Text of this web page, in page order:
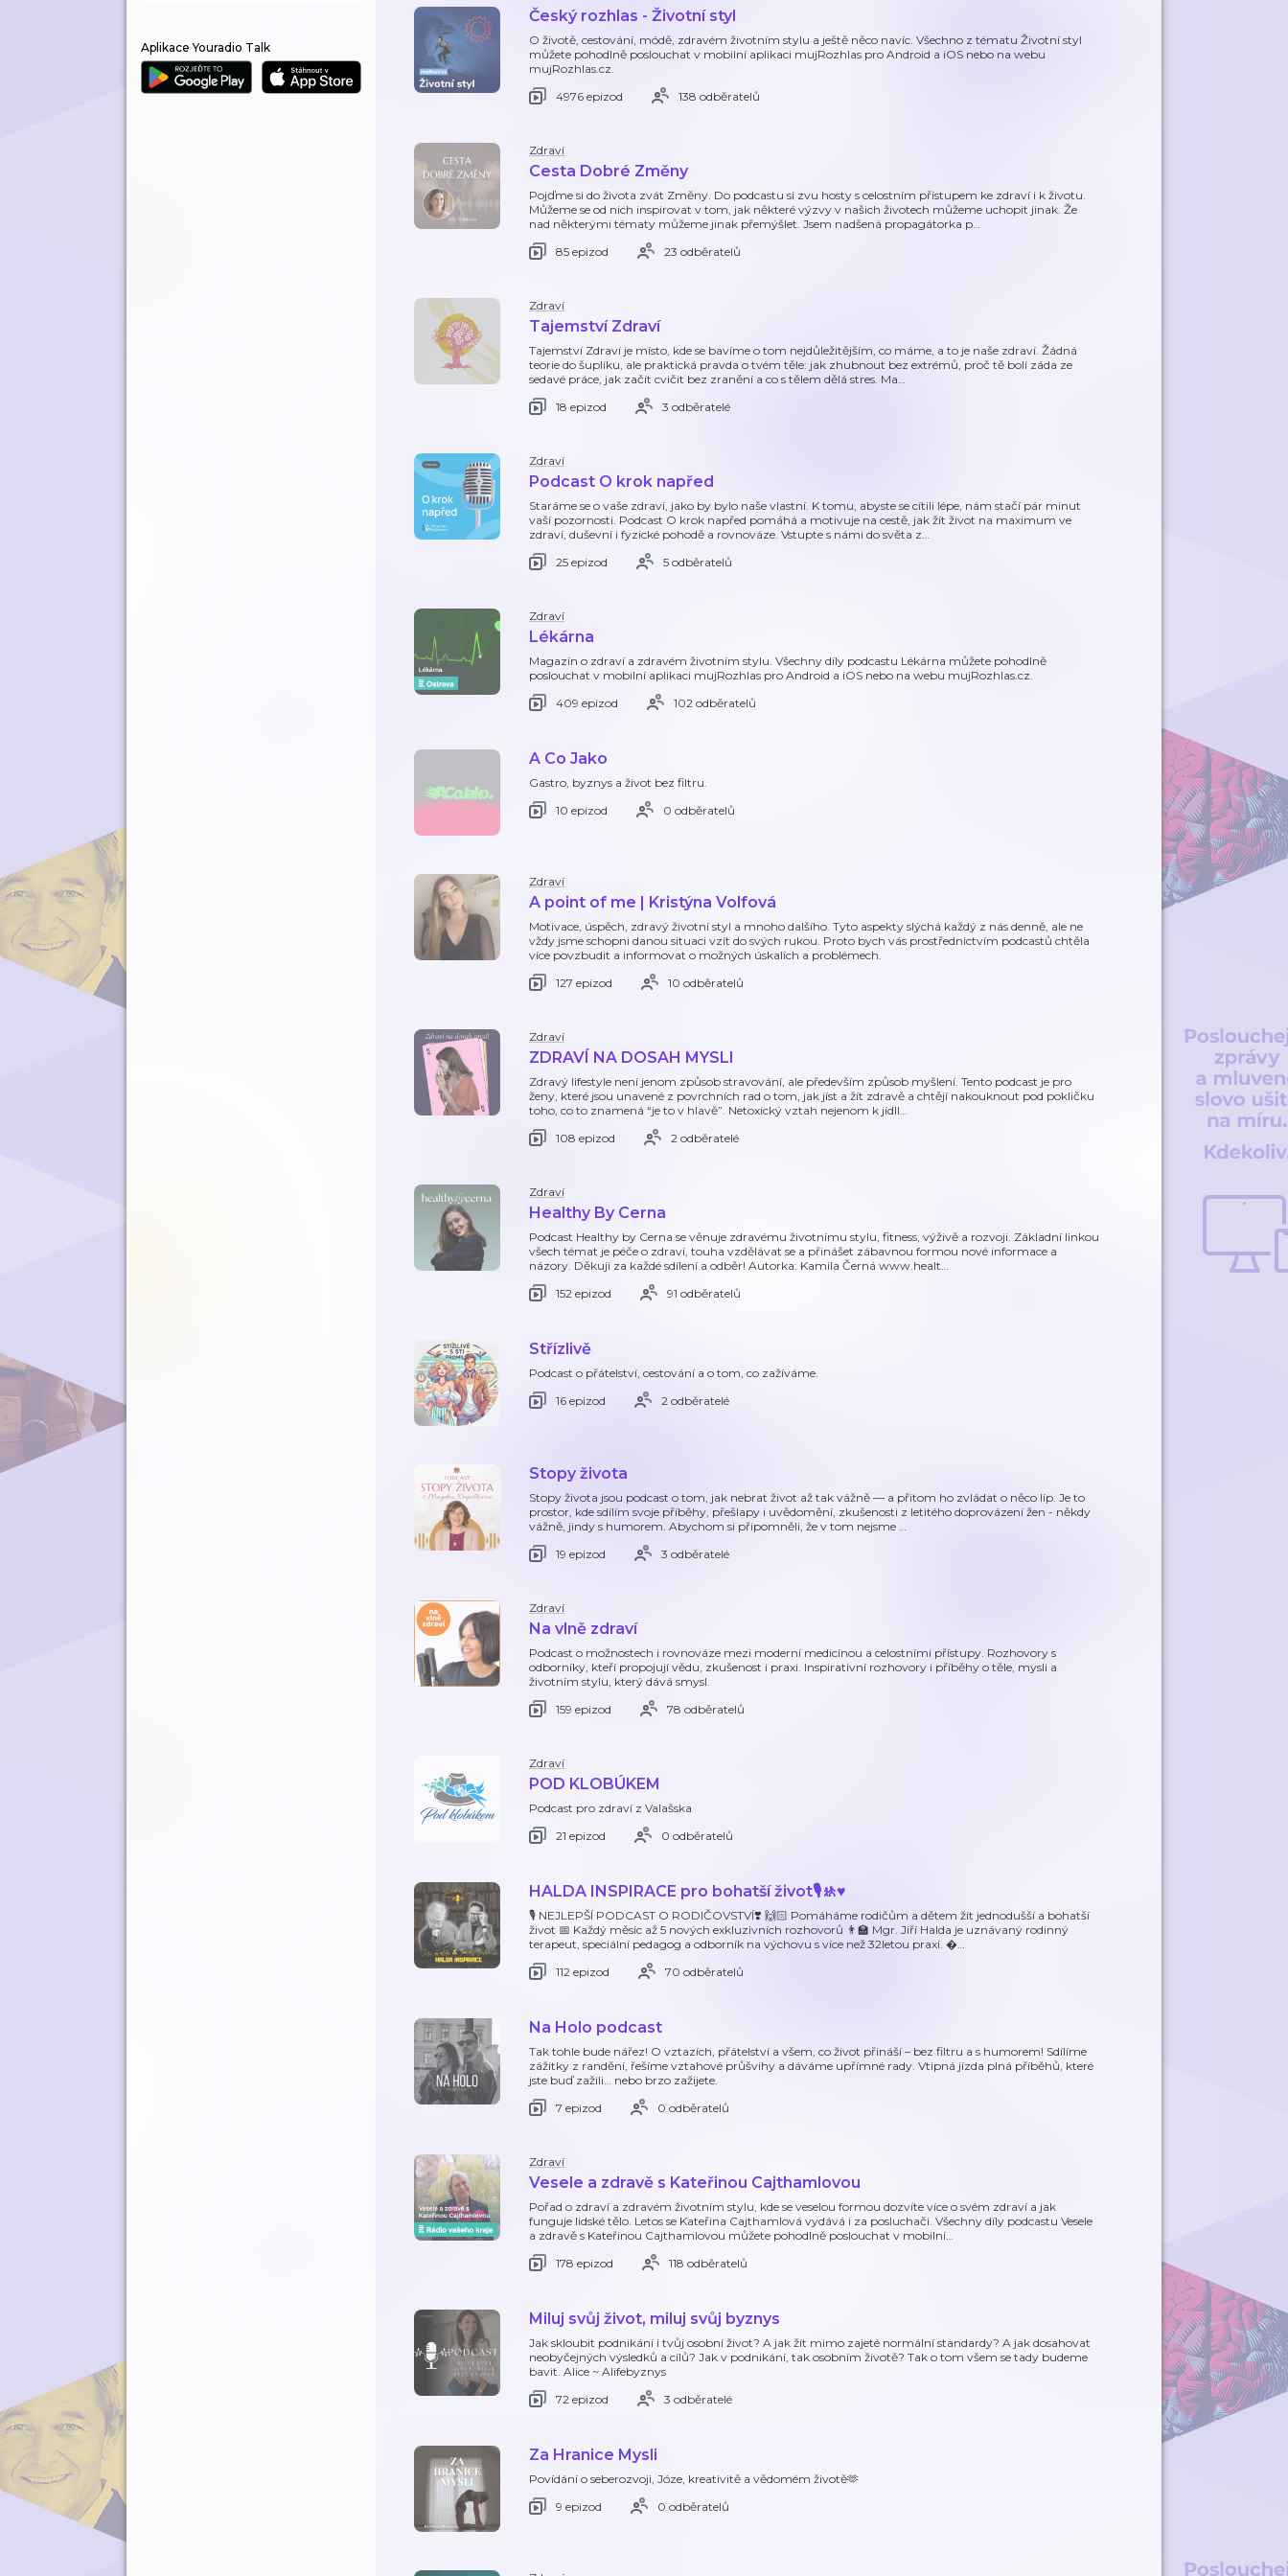
Aplikace Youradio Talk
Český rozhlas - Životní styl
O životě, cestování, módě, zdravém životním stylu a ještě něco navíc. Všechno z tématu Životní styl
můžete pohodlně poslouchat v mobilní aplikaci mujRozhlas pro Android a iOS nebo na webu
mujRozhlas.cz.
4976 epizod
138 odběratelů
Zdraví
Cesta Dobré Změny
Pojďme si do života zvát Změny. Do podcastu si zvu hosty s celostním přístupem ke zdraví i k životu.
Můžeme se od nich inspirovat v tom, jak některé výzvy v našich životech můžeme uchopit jinak. Že
nad některými tématy můžeme jinak přemýšlet. Jsem nadšená propagátorka p…
85 epizod
23 odběratelů
Zdraví
Tajemství Zdraví
Tajemství Zdraví je místo, kde se bavíme o tom nejdůležitějším, co máme, a to je naše zdraví. Žádná
teorie do šuplíku, ale praktická pravda o tvém těle: jak zhubnout bez extrémů, proč tě bolí záda ze
sedavé práce, jak začít cvičit bez zranění a co s tělem dělá stres. Ma…
18 epizod
3 odběratelé
Zdraví
Podcast O krok napřed
Staráme se o vaše zdraví, jako by bylo naše vlastní. K tomu, abyste se cítili lépe, nám stačí pár minut
vaší pozornosti. Podcast O krok napřed pomáhá a motivuje na cestě, jak žít život na maximum ve
zdraví, duševní i fyzické pohodě a rovnováze. Vstupte s námi do světa z…
25 epizod
5 odběratelů
Zdraví
Lékárna
Magazín o zdraví a zdravém životním stylu. Všechny díly podcastu Lékárna můžete pohodlně
poslouchat v mobilní aplikaci mujRozhlas pro Android a iOS nebo na webu mujRozhlas.cz.
409 epizod
102 odběratelů
A Co Jako
Gastro, byznys a život bez filtru.
10 epizod
0 odběratelů
Zdraví
A point of me | Kristýna Volfová
Motivace, úspěch, zdravý životní styl a mnoho dalšího. Tyto aspekty slýchá každý z nás denně, ale ne
vždy jsme schopni danou situaci vzít do svých rukou. Proto bych vás prostřednictvím podcastů chtěla
více povzbudit a informovat o možných úskalích a problémech.
127 epizod
10 odběratelů
Zdraví
ZDRAVÍ NA DOSAH MYSLI
Zdravý lifestyle není jenom způsob stravování, ale především způsob myšlení. Tento podcast je pro
ženy, které jsou unavené z povrchních rad o tom, jak jíst a žít zdravě a chtějí nakouknout pod pokličku
toho, co to znamená “je to v hlavě”. Netoxický vztah nejenom k jídll…
108 epizod
2 odběratelé
Zdraví
Healthy By Cerna
Podcast Healthy by Cerna se věnuje zdravému životnímu stylu, fitness, výživě a rozvoji. Základní linkou
všech témat je péče o zdraví, touha vzdělávat se a přinášet zábavnou formou nové informace a
názory. Děkuji za každé sdílení a odběr! Autorka: Kamila Černá www.healt…
152 epizod
91 odběratelů
Střízlivě
Podcast o přátelství, cestování a o tom, co zažíváme.
16 epizod
2 odběratelé
Stopy života
Stopy života jsou podcast o tom, jak nebrat život až tak vážně — a přitom ho zvládat o něco líp. Je to
prostor, kde sdílím svoje příběhy, přešlapy i uvědomění, zkušenosti z letitého doprovázení žen - někdy
vážně, jindy s humorem. Abychom si připomněli, že v tom nejsme …
19 epizod
3 odběratelé
Zdraví
Na vlně zdraví
Podcast o možnostech i rovnováze mezi moderní medicínou a celostními přístupy. Rozhovory s
odborníky, kteří propojují vědu, zkušenost i praxi. Inspirativní rozhovory i příběhy o těle, mysli a
životním stylu, který dává smysl.
159 epizod
78 odběratelů
Zdraví
POD KLOBÚKEM
Podcast pro zdraví z Valašska
21 epizod
0 odběratelů
HALDA INSPIRACE pro bohatší život🎙️🚸♥️
🎙 NEJLEPŠÍ PODCAST O RODIČOVSTVÍ❣️ 🙌🏻 Pomáháme rodičům a dětem žít jednodušší a bohatší
život 📅 Každý měsíc až 5 nových exkluzivních rozhovorů 👨‍🏫 Mgr. Jiří Halda je uznávaný rodinný
terapeut, speciální pedagog a odborník na výchovu s více než 32letou praxí. �…
112 epizod
70 odběratelů
Na Holo podcast
Tak tohle bude nářez! O vztazích, přátelství a všem, co život přináší – bez filtru a s humorem! Sdílíme
zážitky z randění, řešíme vztahové průšvihy a dáváme upřímné rady. Vtipná jízda plná příběhů, které
jste buď zažili… nebo brzo zažijete.
7 epizod
0 odběratelů
Zdraví
Vesele a zdravě s Kateřinou Cajthamlovou
Pořad o zdraví a zdravém životním stylu, kde se veselou formou dozvíte více o svém zdraví a jak
funguje lidské tělo. Letos se Kateřina Cajthamlová vydává i za posluchači. Všechny díly podcastu Vesele
a zdravě s Kateřinou Cajthamlovou můžete pohodlně poslouchat v mobilní…
178 epizod
118 odběratelů
Miluj svůj život, miluj svůj byznys
Jak skloubit podnikání i tvůj osobní život? A jak žít mimo zajeté normální standardy? A jak dosahovat
neobyčejných výsledků a cílů? Jak v podnikání, tak osobním životě? Tak o tom všem se tady budeme
bavit. Alice ~ Alifebyznys
72 epizod
3 odběratelé
Za Hranice Mysli
Povídání o seberozvoji, Józe, kreativitě a vědomém životě🫶
9 epizod
0 odběratelů